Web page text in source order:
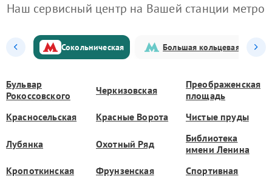
Наш сервисный центр на Вашей станции метро
Сокольническая Большая кольцевая
Бульвар
Рокоссовского
Черкизовская
Преображенская
площадь
Красносельская
Красные Ворота Чистые пруды
Лубянка Охотный Ряд
Библиотека
имени Ленина
Кропоткинская
Фрунзенская
Спортивная